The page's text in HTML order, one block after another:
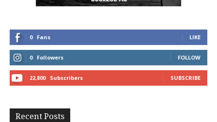
0 Fans LIKE
0 Followers FOLLOW
22,800 Subscribers SUBSCRIBE
Recent Posts